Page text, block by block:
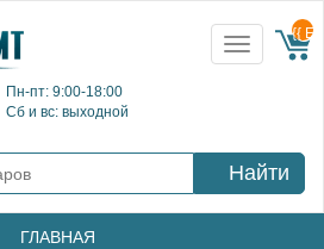
Пн-пт: 9:00-18:00
Сб и вс: выходной
Toggle
navigation
{{
Найти
ГЛАВНАЯ